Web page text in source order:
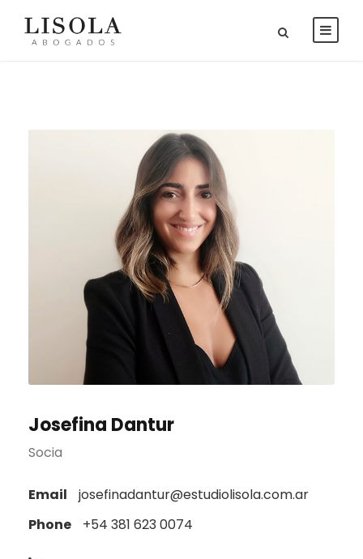
Josefina Dantur
Socia
Email
josefinadantur@estudiolisola.com.ar
Phone
+54 381 623 0074